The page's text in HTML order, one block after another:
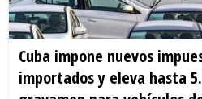
Cuba impone nuevos
importados y eleva hasta